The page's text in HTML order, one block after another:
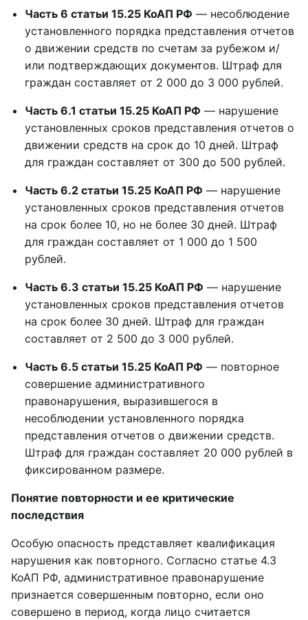
Часть 6 статьи 15.25 КоАП РФ — несоблюдение
установленного порядка представления отчетов
о движении средств по счетам за рубежом и/
или подтверждающих документов. Штраф для
граждан составляет от 2 000 до 3 000 рублей.
Часть 6.1 статьи 15.25 КоАП РФ — нарушение
установленных сроков представления отчетов о
движении средств на срок до 10 дней. Штраф
для граждан составляет от 300 до 500 рублей.
Часть 6.2 статьи 15.25 КоАП РФ — нарушение
установленных сроков представления отчетов
на срок более 10, но не более 30 дней. Штраф
для граждан составляет от 1 000 до 1 500
рублей.
Часть 6.3 статьи 15.25 КоАП РФ — нарушение
установленных сроков представления отчетов
на срок более 30 дней. Штраф для граждан
составляет от 2 500 до 3 000 рублей.
Часть 6.5 статьи 15.25 КоАП РФ — повторное
совершение административного
правонарушения, выразившегося в
несоблюдении установленного порядка
представления отчетов о движении средств.
Штраф для граждан составляет 20 000 рублей в
фиксированном размере.
Понятие повторности и ее критические
последствия
Особую опасность представляет квалификация
нарушения как повторного. Согласно статье 4.3
КоАП РФ, административное правонарушение
признается совершенным повторно, если оно
совершено в период, когда лицо считается